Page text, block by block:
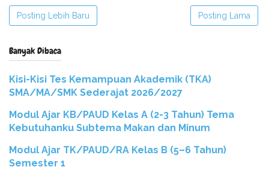
Posting Lebih Baru Posting Lama
Banyak Dibaca
Kisi-Kisi Tes Kemampuan Akademik (TKA)
SMA/MA/SMK Sederajat 2026/2027
Modul Ajar KB/PAUD Kelas A (2-3 Tahun) Tema
Kebutuhanku Subtema Makan dan Minum
Modul Ajar TK/PAUD/RA Kelas B (5–6 Tahun)
Semester 1